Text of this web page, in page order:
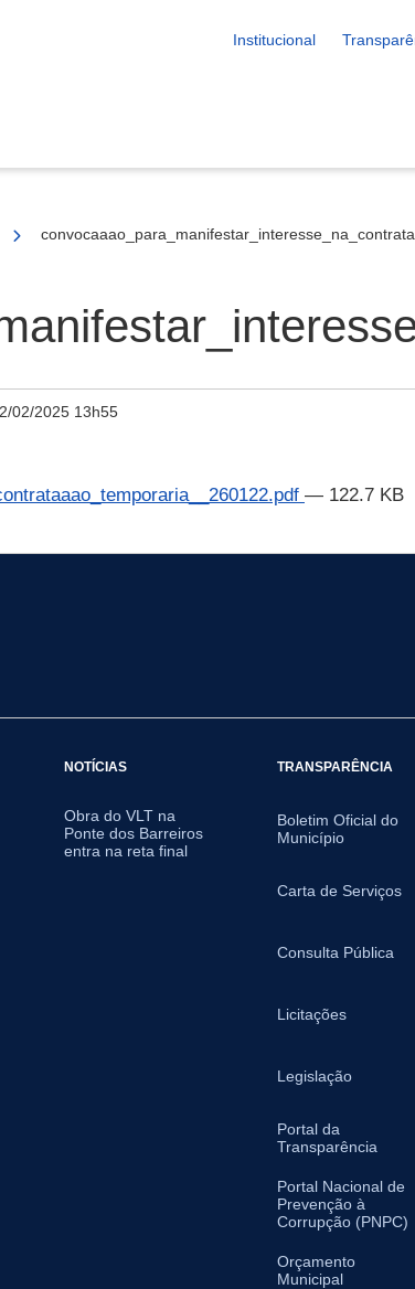
Institucional
2022
02/2025 13h55
— 122.7 KB
NOTÍCIAS
Obra do VLT na
Ponte dos Barreiros
entra na reta final
TRANSPARÊNCIA
Boletim Oficial do
Município
Carta de Serviços
Consulta Pública
Licitações
Legislação
Portal da
Transparência
Portal Nacional de
Prevenção à
Corrupção (PNPC)
Orçamento
Municipal